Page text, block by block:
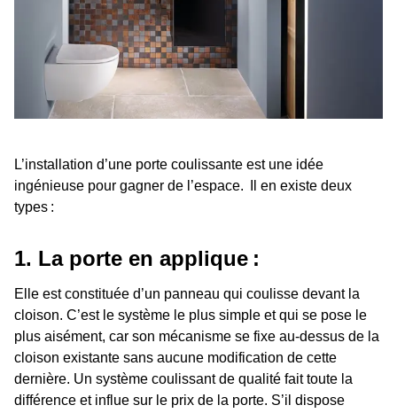
L’installation d’une porte coulissante est une idée
ingénieuse pour gagner de l’espace. Il en existe deux
types :
1. La porte en applique :
Elle est constituée d’un panneau qui coulisse devant la
cloison. C’est le système le plus simple et qui se pose le
plus aisément, car son mécanisme se fixe au-dessus de la
cloison existante sans aucune modification de cette
dernière. Un système coulissant de qualité fait toute la
différence et influe sur le prix de la porte. S’il dispose